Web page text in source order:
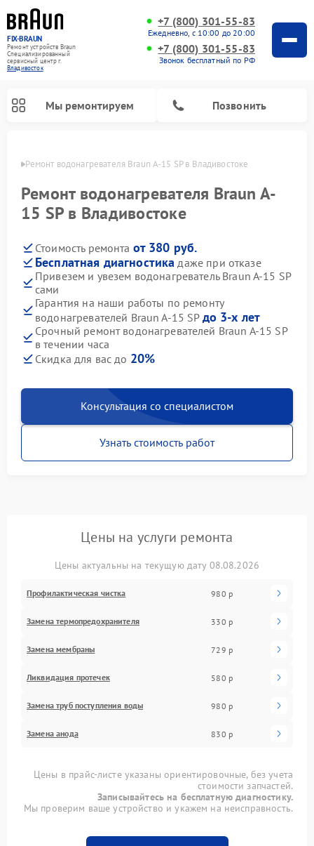
FIX-BRAUN
Ремонт устройств Braun
Специализированный
cервисный центр г.
Владивосток
+7 (800) 301-55-83
Ежедневно, с 10:00 до 20:00
+7 (800) 301-55-83
Звонок бесплатный по РФ
Мы ремонтируем Позвонить
Ремонт водонагревателя Braun A-15 SP в Владивостоке
Ремонт водонагревателя Braun A-
15 SP в Владивостоке
Стоимость ремонта от 380 руб.
Бесплатная диагностика даже при отказе
Привезем и увезем водонагреватель Braun A-15 SP
сами
Гарантия на наши работы по ремонту
водонагревателей Braun A-15 SP до 3-х лет
Срочный ремонт водонагревателей Braun A-15 SP
в течении часа
Скидка для вас до 20%
Консультация со специалистом
Узнать стоимость работ
Цены на услуги ремонта
Цены актуальны на текущую дату 08.08.2026
Профилактическая чистка 980 р
Замена термопредохранителя 330 р
Замена мембраны 729 р
Ликвидация протечек 580 р
Замена труб поступления воды 980 р
Замена анода 830 р
Цены в прайс-листе указаны ориентировочные, без учета
стоимости запчастей.
Записывайтесь на бесплатную диагностику.
Мы проверим ваше устройство и укажем на неисправность.